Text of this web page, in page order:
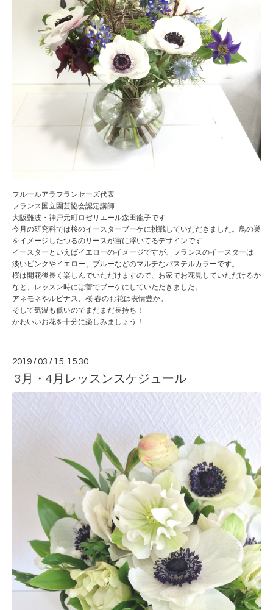
フルールアラフランセーズ代表
フランス国立園芸協会認定講師
大阪難波・神戸元町ロゼリエール森田龍子です
今月の研究科では桜のイースターブーケに挑戦していただきました。鳥の巣
をイメージしたつるのリースが宙に浮いてるデザインです
イースターといえばイエローのイメージですが、フランスのイースターは
淡いピンクやイエロー、ブルーなどのマルチなパステルカラーです。
桜は開花後長く楽しんでいただけますので、お家でお花見していただけるか
なと、レッスン時には蕾でブーケにしていただきました。
アネモネやルピナス、桜 春のお花は表情豊か。
そして気温も低いのでまだまだ長持ち！
かわいいお花を十分に楽しみましょう！
2019 /03 / 15 15:30
3月・4月レッスンスケジュール